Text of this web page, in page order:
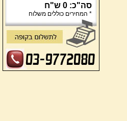
סה"כ: 0 ש"ח
* המחירים כוללים משלוח